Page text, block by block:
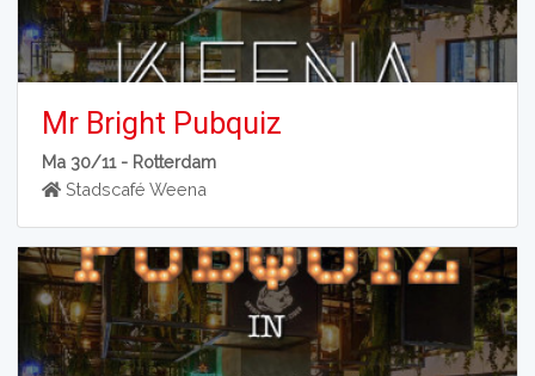
Mr Bright Pubquiz
Ma 30/11 - Rotterdam
Stadscafé Weena